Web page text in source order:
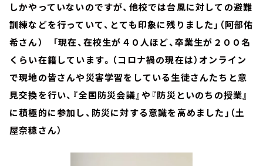
しかやっていないのですが、他校では台風に対しての避難
訓練などを行っていて、とても印象に残りました」（阿部佑
希さん） 「現在、在校生が４０人ほど、卒業生が２００名
くらい在籍しています。（コロナ禍の現在は）オンライン
で現地の皆さんや災害学習をしている生徒さんたちと意
見交換を行い、『全国防災会議』や『防災といのちの授業』
に積極的に参加し、防災に対する意識を高めました」（土
屋奈穂さん）